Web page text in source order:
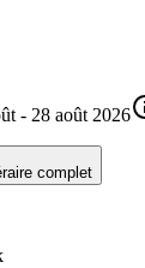
- 28 août 2026
complet